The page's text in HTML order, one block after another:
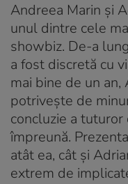
Andreea Marin şi
unul dintre cele
showbiz. De-a
a fost discretă cu
mai bine de un an,
potriveşte de
concluzie a
împreună.
atât ea, cât şi
extrem de